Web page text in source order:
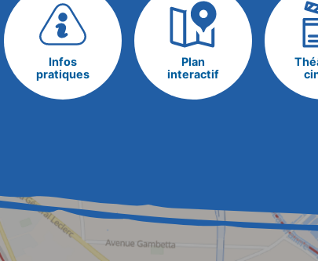
Infos
pratiques
Plan
interactif